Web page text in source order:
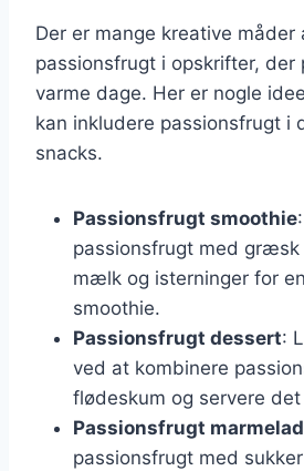
Der er mange kreative måder
passionsfrugt i opskrifter, der
varme dage. Her er nogle
kan inkludere passionsfrugt i
snacks.
Passionsfrugt smoothie
passionsfrugt med
mælk og isterninger for
smoothie.
Passionsfrugt dessert:
ved at kombinere
flødeskum og servere
Passionsfrugt
passionsfrugt med